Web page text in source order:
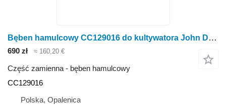
Bęben hamulcowy CC129016 do kultywatora John Deere 960
690 zł ≈ 160,20 €
Część zamienna - bęben hamulcowy
CC129016
Polska, Opalenica